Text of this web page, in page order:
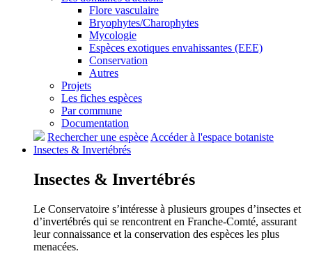
Flore vasculaire
Bryophytes/Charophytes
Mycologie
Espèces exotiques envahissantes (EEE)
Conservation
Autres
Projets
Les fiches espèces
Par commune
Documentation
Rechercher une espèceAccéder à l'espace botaniste
Insectes & Invertébrés
Insectes & Invertébrés
Le Conservatoire s’intéresse à plusieurs groupes d’insectes et
d’invertébrés qui se rencontrent en Franche-Comté, assurant
leur connaissance et la conservation des espèces les plus
menacées.